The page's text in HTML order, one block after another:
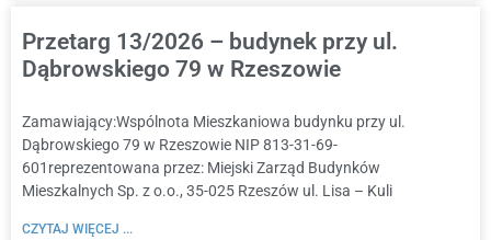
Przetarg 13/2026 – budynek przy ul.
Dąbrowskiego 79 w Rzeszowie
Zamawiający:Wspólnota Mieszkaniowa budynku przy ul.
Dąbrowskiego 79 w Rzeszowie NIP 813-31-69-
601reprezentowana przez: Miejski Zarząd Budynków
Mieszkalnych Sp. z o.o., 35-025 Rzeszów ul. Lisa – Kuli
CZYTAJ WIĘCEJ ...